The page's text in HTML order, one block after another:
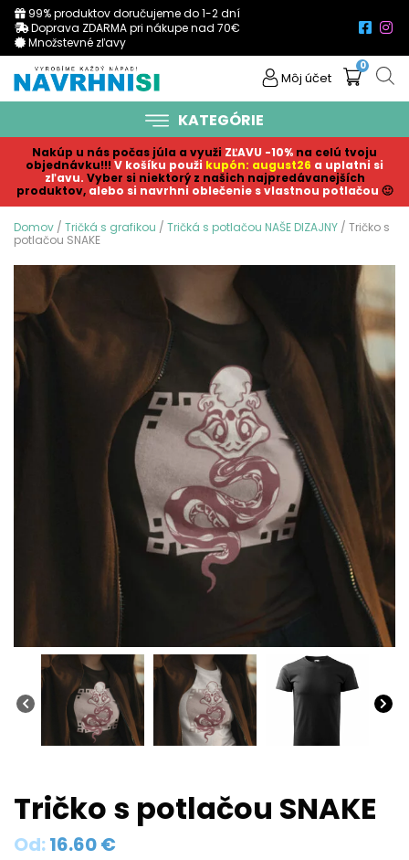
99% produktov doručujeme do 1-2 dní
Doprava ZDARMA pri nákupe nad 70€
Množstevné zľavy
Môj účet
0
KATEGÓRIE
Nakúp u nás počas júla a využi ZĽAVU -10% na celú tvoju
objednávku!!! V košíku použi kupón: august26 a uplatni si
zľavu. Vyber si niektorý z našich najpredávanejších
produktov, alebo si navrhni oblečenie s vlastnou potlačou 🙂
Domov / Tričká s grafikou / Tričká s potlačou NAŠE DIZAJNY / Tričko s
potlačou SNAKE
Tričko s potlačou SNAKE
Od:16.60€